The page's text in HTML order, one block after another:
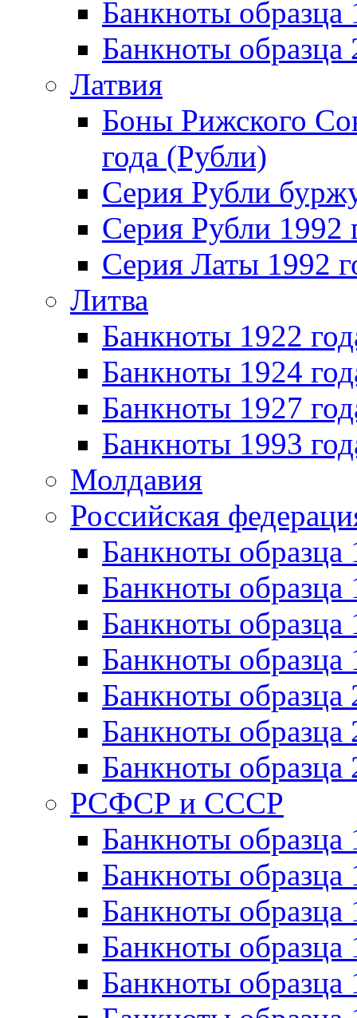
Банкноты
Банкноты
Латвия
Боны Рижского
года (Рубли)
Серия Рубли
Серия Рубли 1992
Серия Латы 1992
Литва
Банкноты 1922
Банкноты 1924
Банкноты 1927
Банкноты 1993
Молдавия
Российская
Банкноты образца
Банкноты образца
Банкноты образца
Банкноты образца
Банкноты образца
Банкноты образца
Банкноты образца
РСФСР и СССР
Банкноты
Банкноты образца
Банкноты образца
Банкноты образца
Банкноты образца